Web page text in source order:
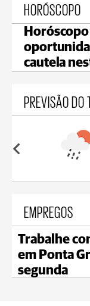
HORÓSCOPO
cautela
PREVISÃO DO
EMPREGOS
Trabalhe
em Ponta
segunda